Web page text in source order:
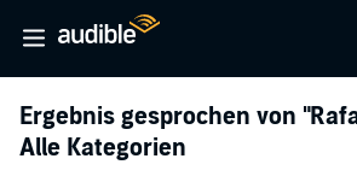
Ergebnis gesprochen von
Alle Kategorien